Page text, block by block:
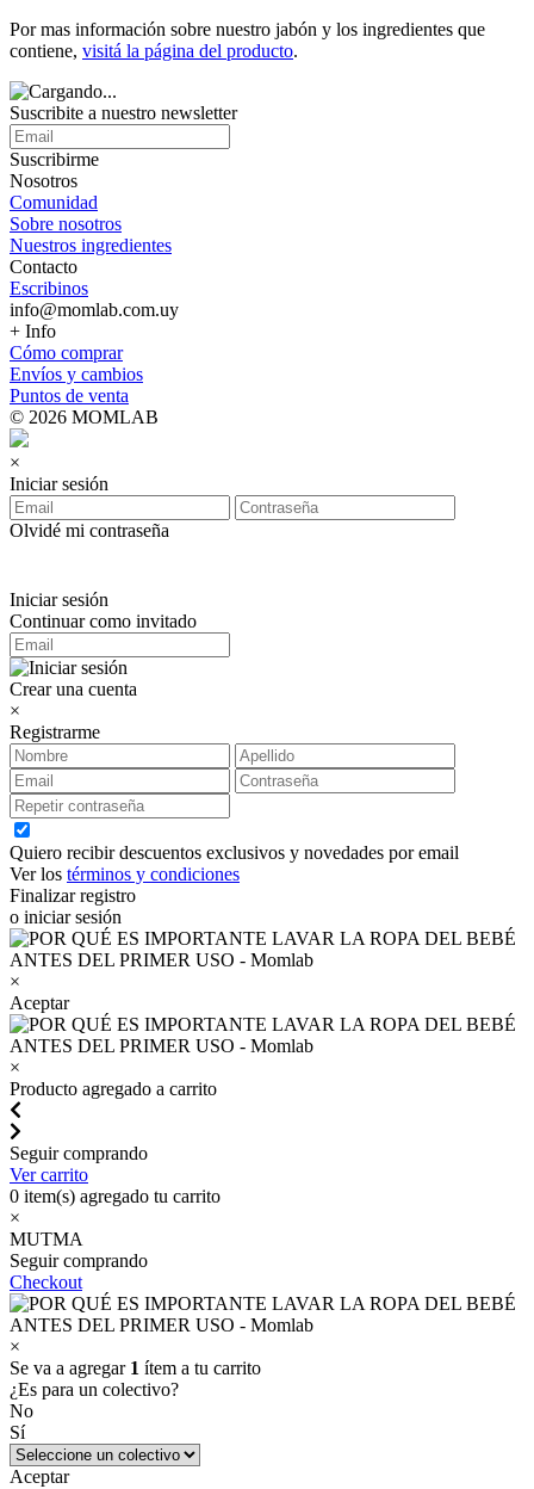
Por mas información sobre nuestro jabón y los ingredientes que
contiene, visitá la página del producto.
Suscribite a nuestro newsletter
Suscribirme
Nosotros
Comunidad
Sobre nosotros
Nuestros ingredientes
Contacto
Escribinos
info@momlab.com.uy
+ Info
Cómo comprar
Envíos y cambios
Puntos de venta
© 2026 MOMLAB
×
Iniciar sesión
Olvidé mi contraseña
Iniciar sesión
Continuar como invitado
Crear una cuenta
×
Registrarme
Quiero recibir descuentos exclusivos y novedades por email
Ver los términos y condiciones
Finalizar registro
o iniciar sesión
×
Aceptar
×
Producto agregado a carrito
Seguir comprando
Ver carrito
0 item(s) agregado tu carrito
×
MUTMA
Seguir comprando
Checkout
×
Se va a agregar 1 ítem a tu carrito
¿Es para un colectivo?
No
Sí
Aceptar